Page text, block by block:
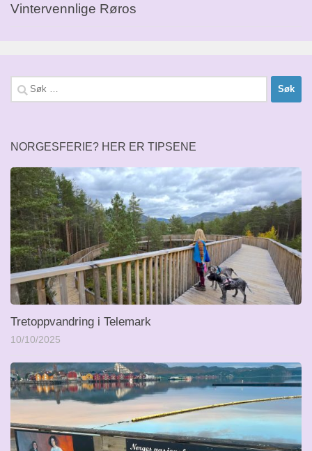
Vintervennlige Røros
Søk
etter:
NORGESFERIE? HER ER TIPSENE
Tretoppvandring i Telemark
10/10/2025